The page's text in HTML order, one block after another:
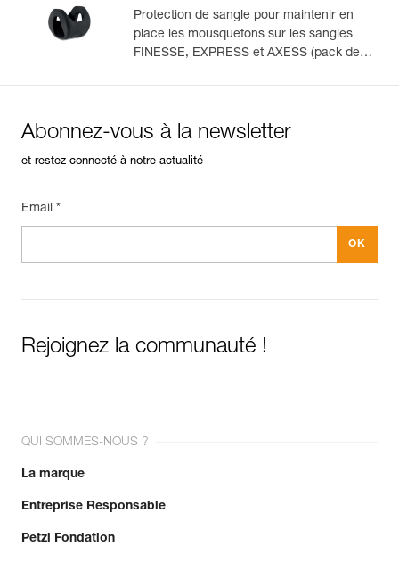
Protection de sangle pour maintenir en
place les mousquetons sur les sangles
FINESSE, EXPRESS et AXESS (pack de
Abonnez-vous à la newsletter
et restez connecté à notre actualité
Email *
Rejoignez la communauté !
QUI SOMMES-NOUS ?
La marque
Entreprise Responsable
Petzl Fondation